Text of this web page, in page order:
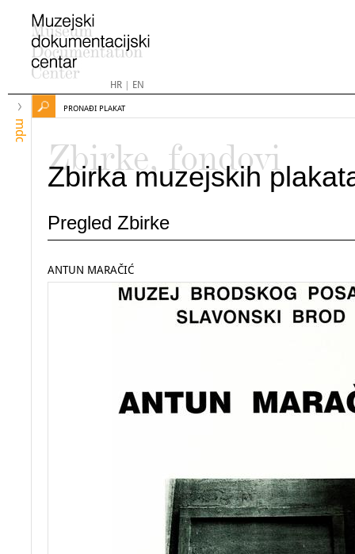
HR| EN
mdc
PRONAĐI PLAKAT
Zbirke, fondovi
Zbirka muzejskih
Pregled Zbirke
ANTUN MARAČIĆ